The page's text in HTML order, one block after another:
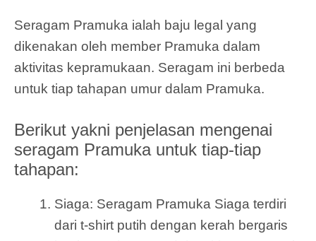
Seragam Pramuka ialah baju legal yang
dikenakan oleh member Pramuka dalam
aktivitas kepramukaan. Seragam ini berbeda
untuk tiap tahapan umur dalam Pramuka.
Berikut yakni penjelasan mengenai
seragam Pramuka untuk tiap-tiap
tahapan:
Siaga: Seragam Pramuka Siaga terdiri
dari t-shirt putih dengan kerah bergaris